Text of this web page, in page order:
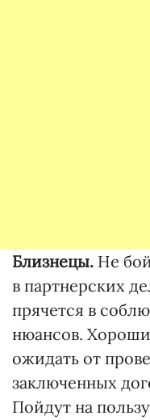
Близнецы. Не
в партнерских
прячется в
нюансов.
ожидать от
заключенных
Пойдут на